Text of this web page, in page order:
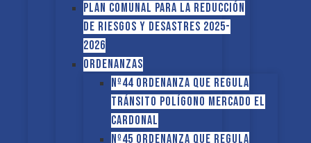
PLAN COMUNAL PARA LA REDUCCIÓN
DE RIESGOS Y DESASTRES 2025-
2026
ORDENANZAS
Nº44 Ordenanza que regula
tránsito Polígono Mercado El
Cardonal
Nº45 Ordenanza que regula